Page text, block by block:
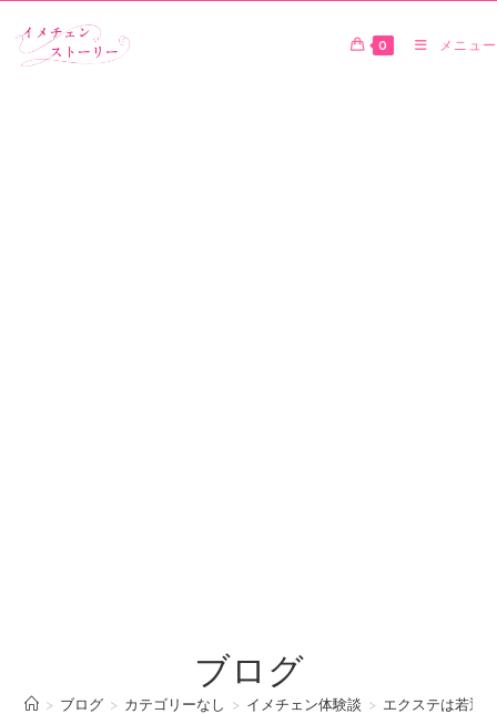
0 メニュー
ブログ
> ブログ > カテゴリーなし > イメチェン体験談 > エクステは若返